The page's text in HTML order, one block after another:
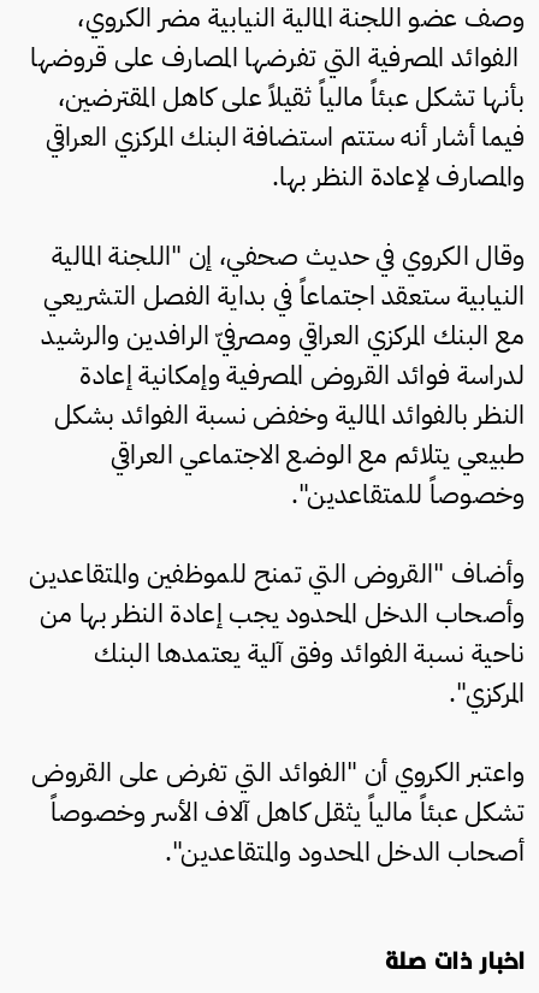
وصف عضو اللجنة المالية النيابية مضر الكروي،
الفوائد المصرفية التي تفرضها المصارف على قروضها
بأنها تشكل عبئاً مالياً ثقيلاً على كاهل المقترضين،
فيما أشار أنه ستتم استضافة البنك المركزي العراقي
والمصارف لإعادة النظر بها.
وقال الكروي في حديث صحفي، إن "اللجنة المالية
النيابية ستعقد اجتماعاً في بداية الفصل التشريعي
مع البنك المركزي العراقي ومصرفيّ الرافدين والرشيد
لدراسة فوائد القروض المصرفية وإمكانية إعادة
النظر بالفوائد المالية وخفض نسبة الفوائد بشكل
طبيعي يتلائم مع الوضع الاجتماعي العراقي
وخصوصاً للمتقاعدين".
وأضاف "القروض التي تمنح للموظفين والمتقاعدين
وأصحاب الدخل المحدود يجب إعادة النظر بها من
ناحية نسبة الفوائد وفق آلية يعتمدها البنك
المركزي".
واعتبر الكروي أن "الفوائد التي تفرض على القروض
تشكل عبئاً مالياً يثقل كاهل آلاف الأسر وخصوصاً
أصحاب الدخل المحدود والمتقاعدين".
اخبار ذات صلة